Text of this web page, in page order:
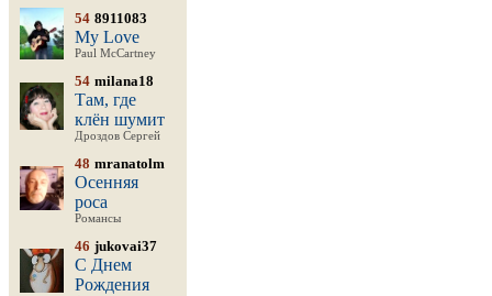
54 8911083
My Love
Paul McCartney
54 milana18
Там, где
клён шумит
Дроздов Сергей
48 mranatolm
Осенняя
роса
Романсы
46 jukovai37
С Днем
Рождения